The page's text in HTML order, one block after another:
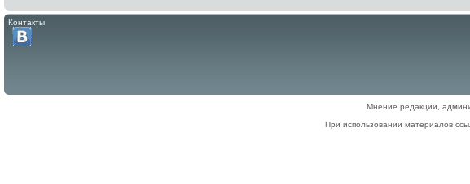
Контакты
Мнение редакции,
При использовании материалов